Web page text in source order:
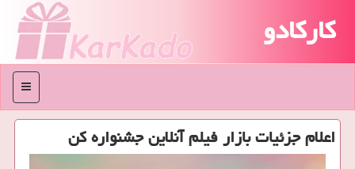
کارکادو
منو
اعلام جزئیات بازار فیلم آنلاین جشنواره كن